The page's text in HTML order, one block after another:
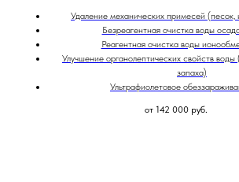
Удаление механических примесей (песок,
Безреагентная очистка воды
Реагентная очистка воды
Улучшение органолептических свойств воды
запаха)
Ультрафиолетовое
от 142 000 руб.